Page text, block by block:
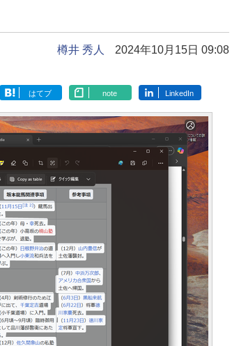
樽井 秀人 2024年10月15日 09:08
はてブ note LinkedIn